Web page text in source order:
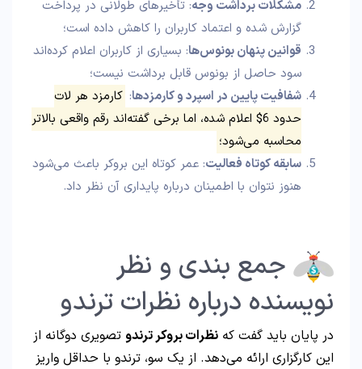
مشکلات برداشت وجه: تأخیرهای طولانی در پرداخت
گزارش شده و اعتماد کاربران را کاهش داده است؛
قوانین پنهان بونوس‌ها: بسیاری از کاربران اعلام کرده‌اند
سود حاصل از بونوس قابل برداشت نیست؛
شفافیت پایین در اسپرد و کارمزدها: کارمزد هر لات
حدود 6$ اعلام شده، اما برخی گفته‌اند رقم واقعی بالاتر
محاسبه می‌شود؛
سابقه کوتاه فعالیت: عمر کوتاه این بروکر باعث می‌شود
هنوز نتوان با اطمینان درباره پایداری آن نظر داد.
جمع بندی و نظر
نویسنده درباره نظرات ترندو
در پایان باید گفت که نظرات بروکر ترندو تصویری دوگانه از
این کارگزاری ارائه می‌دهد. از یک سو، ترندو با حداقل واریز